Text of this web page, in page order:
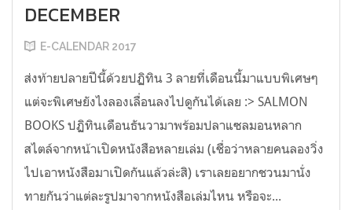
DECEMBER
E-CALENDAR 2017
ส่งท้ายปลายปีนี้ด้วยปฏิทิน 3 ลายที่เดือนนี้มาแบบพิเศษๆ
แต่จะพิเศษยังไงลองเลื่อนลงไปดูกันได้เลย :> SALMON
BOOKS ปฏิทินเดือนธันวามาพร้อมปลาแซลมอนหลาก
สไตล์จากหน้าเปิดหนังสือหลายเล่ม (เชื่อว่าหลายคนลองวิ่ง
ไปเอาหนังสือมาเปิดกันแล้วล่ะสิ) เราเลยอยากชวนมานั่ง
ทายกันว่าแต่ละรูปมาจากหนังสือเล่มไหน หรือจะ...